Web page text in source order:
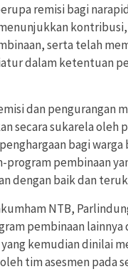
remisi bagi
serta telah
dalam ketentuan
dan pengurangan
secara sukarela oleh
bagi warga
pembinaan
dengan baik dan
NTB,
pembinaan
kemudian dinilai
tim asesmen pada